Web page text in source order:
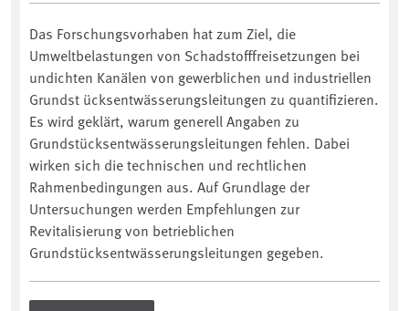
Das Forschungsvorhaben hat zum Ziel, die
Umweltbelastungen von Schadstofffreisetzungen bei
undichten Kanälen von gewerblichen und industriellen
Grundst ücksentwässerungsleitungen zu quantifizieren.
Es wird geklärt, warum generell Angaben zu
Grundstücksentwässerungsleitungen fehlen. Dabei
wirken sich die technischen und rechtlichen
Rahmenbedingungen aus. Auf Grundlage der
Untersuchungen werden Empfehlungen zur
Revitalisierung von betrieblichen
Grundstücksentwässerungsleitungen gegeben.